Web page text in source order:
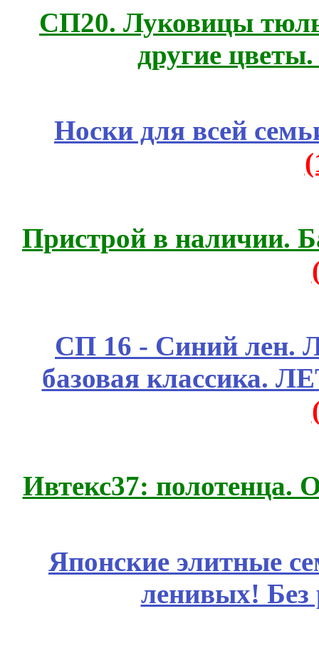
СП20. Луковицы
другие
Носки для всей
Пристрой в наличии.
СП 16 - Синий лен.
базовая
Ивтекс37:
Японские элитные
ленивых!